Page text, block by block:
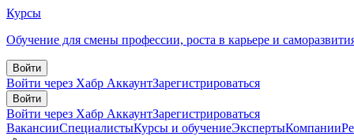
Курсы
Обучение для смены профессии, роста в карьере и
Войти
Войти через Хабр АккаунтЗарегистрироваться
Войти
Войти через Хабр АккаунтЗарегистрироваться
ВакансииСпециалистыКурсы и обучениеЭкспертыКомпании